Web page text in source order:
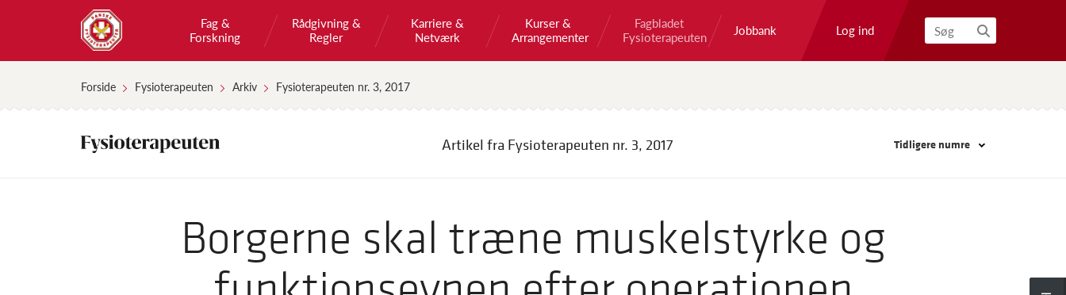
Log ind
Fag &
Forskning
Rådgivning &
Regler
Karriere &
Netværk
Kurser &
Arrangementer
Fagbladet
Fysioterapeuten
Jobbank
Forside Fysioterapeuten Arkiv Fysioterapeuten nr. 3, 2017
Artikel fra Fysioterapeuten nr. 3, 2017 Tidligere numre
Borgerne skal træne muskelstyrke og